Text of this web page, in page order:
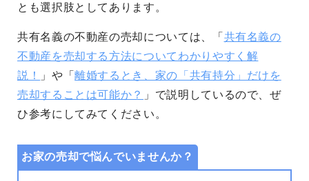
とも選択肢としてあります。
共有名義の不動産の売却については、「 共有名義の
不動産を売却する方法についてわかりやすく解
説！
」や「離婚するとき、家の「共有持分」だけを
売却することは可能か？ 」で説明しているので、ぜ
ひ参考にしてみてください。
お家の売却で悩んでいませんか？